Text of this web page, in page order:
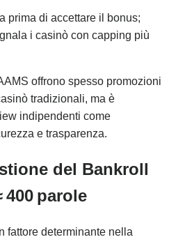
prima di accettare il bonus;
i casinò con capping più
offrono spesso promozioni
tradizionali, ma è
indipendenti come
e trasparenza.
del Bankroll
400 parole
fattore determinante nella